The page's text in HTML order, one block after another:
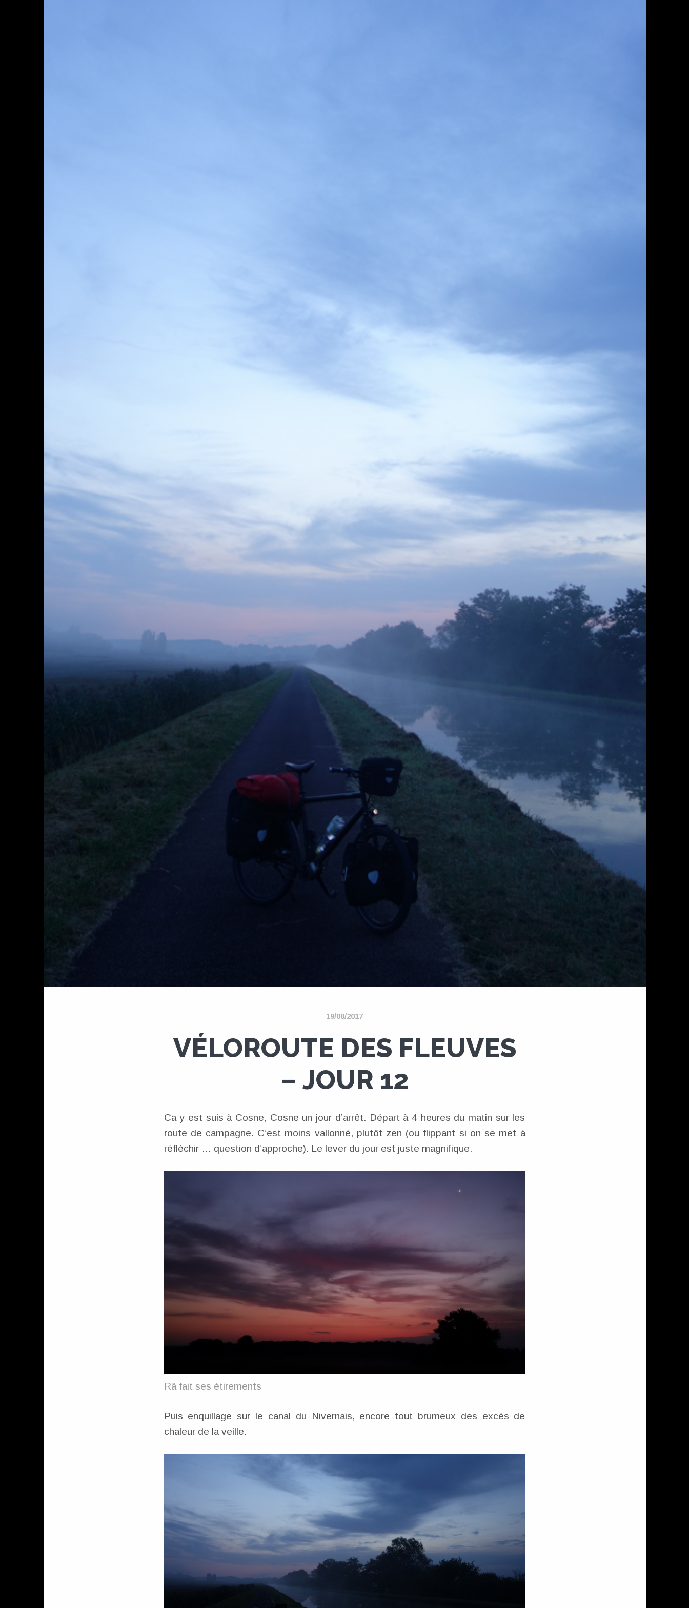
19/08/2017
VÉLOROUTE DES FLEUVES
– JOUR 12
Ca y est suis à Cosne, Cosne un jour d’arrêt. Départ à 4 heures du matin sur les
route de campagne. C’est moins vallonné, plutôt zen (ou flippant si on se met à
réfléchir … question d’approche). Le lever du jour est juste magnifique.
Râ fait ses étirements
Puis enquillage sur le canal du Nivernais, encore tout brumeux des excès de
chaleur de la veille.